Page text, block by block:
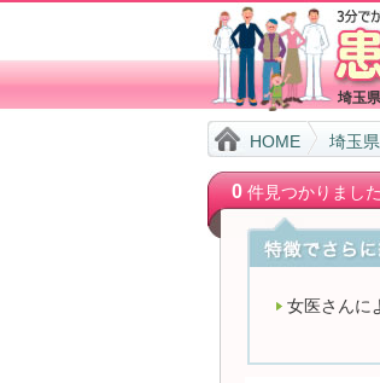
埼玉
HOME 埼玉県
0件見つかりまし
女医さんに